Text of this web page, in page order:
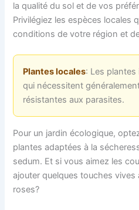
la qualité du sol et de vos
Privilégiez les espèces locales
conditions de votre région et
Plantes locales: Les
qui nécessitent
résistantes aux parasites.
Pour un jardin écologique,
plantes adaptées à la
sedum. Et si vous aimez les
ajouter quelques touches
roses?